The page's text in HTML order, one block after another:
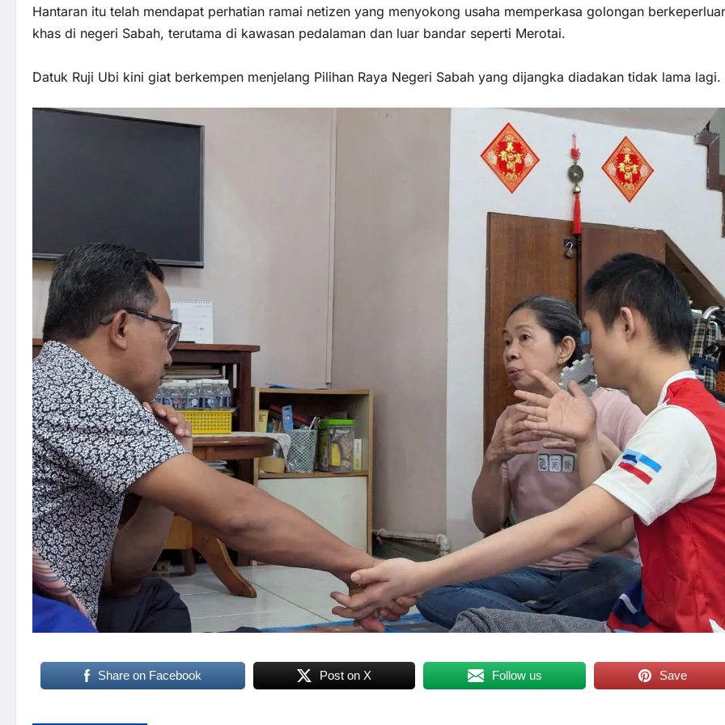
Hantaran itu telah mendapat perhatian ramai netizen yang menyokong usaha memperkasa golongan
khas di negeri Sabah, terutama di kawasan pedalaman dan luar bandar seperti Merotai.
Datuk Ruji Ubi kini giat berkempen menjelang Pilihan Raya Negeri Sabah yang dijangka diadakan tidak lama lagi.
Share on Facebook Post on X Follow us Save